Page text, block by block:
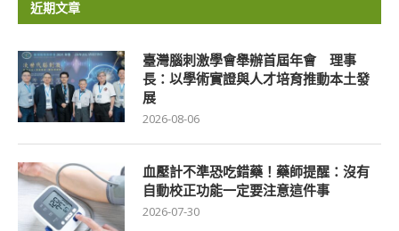
近期文章
臺灣腦刺激學會舉辦首屆年會 理事
長：以學術實證與人才培育推動本土發
展
2026-08-06
血壓計不準恐吃錯藥！藥師提醒：沒有
自動校正功能一定要注意這件事
2026-07-30